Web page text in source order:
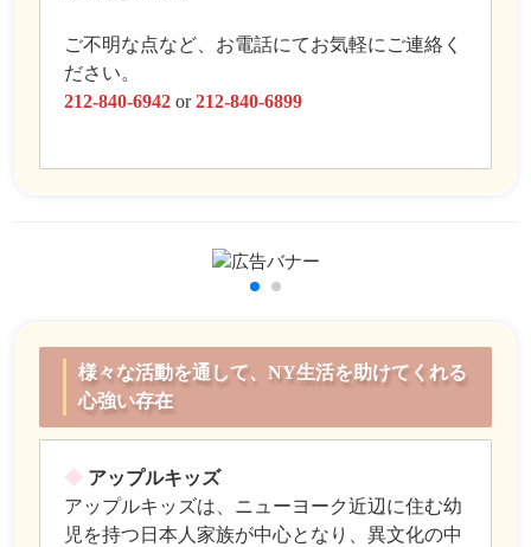
ご不明な点など、お電話にてお気軽にご連絡く
ださい。
212-840-6942 or212-840-6899
様々な活動を通して、NY生活を助けてくれる
心強い存在
◆ アップルキッズ
アップルキッズは、ニューヨーク近辺に住む幼
児を持つ日本人家族が中心となり、異文化の中